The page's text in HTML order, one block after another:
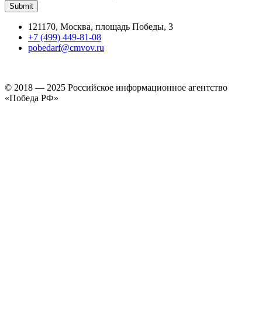
121170, Москва, площадь Победы, 3
+7 (499) 449-81-08
pobedarf@cmvov.ru
© 2018 — 2025 Российское информационное агентство
«Победа РФ»